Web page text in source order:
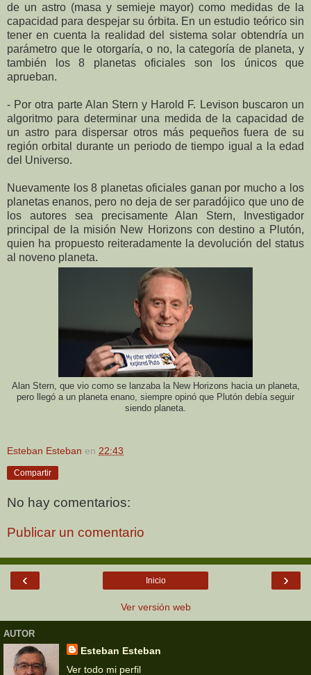
de un astro (masa y semieje mayor) como medidas de la
capacidad para despejar su órbita. En un estudio teórico sin
tener en cuenta la realidad del sistema solar obtendría un
parámetro que le otorgaría, o no, la categoría de planeta, y
también los 8 planetas oficiales son los únicos que
aprueban.
- Por otra parte Alan Stern y Harold F. Levison buscaron un
algoritmo para determinar una medida de la capacidad de
un astro para dispersar otros más pequeños fuera de su
región orbital durante un periodo de tiempo igual a la edad
del Universo.
Nuevamente los 8 planetas oficiales ganan por mucho a los
planetas enanos, pero no deja de ser paradójico que uno de
los autores sea precisamente Alan Stern, Investigador
principal de la misión New Horizons con destino a Plutón,
quien ha propuesto reiteradamente la devolución del status
al noveno planeta.
Alan Stern, que vio como se lanzaba la New Horizons hacia un planeta,
pero llegó a un planeta enano, siempre opinó que Plutón debía seguir
siendo planeta.
Esteban Esteban en 22:43
Compartir
No hay comentarios:
Publicar un comentario
‹ ›
Inicio
Ver versión web
AUTOR
Esteban Esteban
Ver todo mi perfil